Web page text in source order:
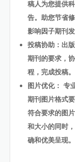
稿人为您提供
告。助您节省
影响因子期刊发
投稿协助：出
期刊的要求，
程，完成投稿。
图片优化： 专
期刊图片格式
符合要求的图
和大小的同时
确和优美呈现。